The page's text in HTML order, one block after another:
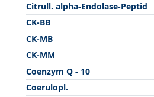
Citrull. alpha-Endolase-Peptid
CK-BB
CK-MB
CK-MM
Coenzym Q - 10
Coerulopl.